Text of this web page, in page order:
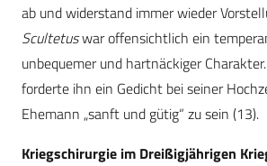
ab und widerstand immer wieder
Scultetuswar offensichtlich ein
unbequemer und hartnäckiger
forderte ihn ein Gedicht bei seiner
Ehemann „sanft und gütig“ zu sein (13).
Kriegschirurgie im Dreißigjährigen